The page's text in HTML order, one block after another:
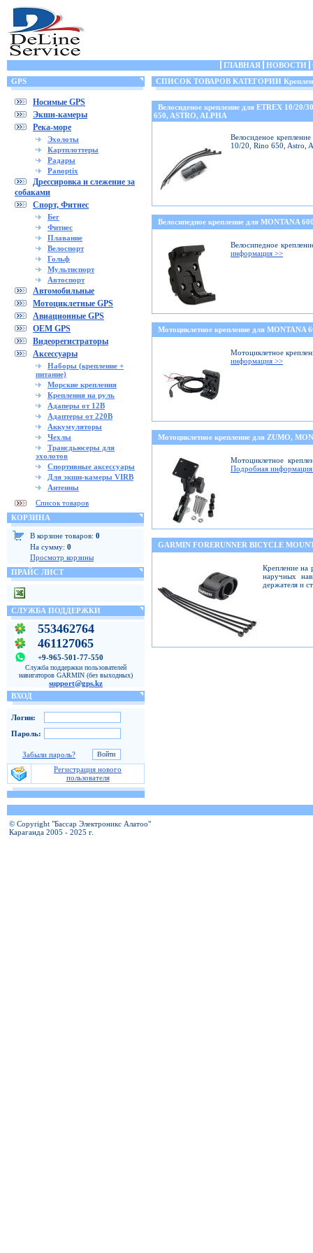
ГЛАВНАЯ НОВОСТИ
GPS
Носимые GPS
Экшн-камеры
Река-море
Эхолоты
Картплоттеры
Радары
Panoptix
Дрессировка и слежение за
собаками
Спорт, Фитнес
Бег
Фитнес
Плавание
Велоспорт
Гольф
Мультиспорт
Автоспорт
Автомобильные
Мотоциклетные GPS
Авиационные GPS
OEM GPS
Видеорегистраторы
Аксессуары
Наборы (крепление +
питание)
Морские крепления
Крепления на руль
Адаперы от 12В
Адаптеры от 220В
Аккумуляторы
Чехлы
Трансдьюсеры для
эхолотов
Спортивные аксессуары
Для экшн-камеры VIRB
Антенны
Список товаров
КОРЗИНА
В корзине товаров: 0
На сумму: 0
Просмотр корзины
ПРАЙС ЛИСТ
СЛУЖБА ПОДДЕРЖКИ
553462764
461127065
+9-965-501-77-550
Служба поддержки пользователей
навигаторов GARMIN (без выходных)
support@gps.kz
ВХОД
Логин:
Пароль:
Забыли пароль?
Регистрация нового
пользователя
СПИСОК ТОВАРОВ КАТЕГОРИИ
Велосиденое крепление для ETREX 10/
650, ASTRO, ALPHA
Велосиденое
10/20, Rino 650, Astro,
Велосипедное крепление для MONTANA
Велосипедное
информация >>
Мотоциклетное крепление для MONTANA
Мотоциклетное
информация >>
Мотоциклетное крепление для ZUMO,
Мотоциклетное
Подробная
GARMIN FORERUNNER BICYCLE
Крепление на
наручных
держателя и
© Copyright "Бассар Электроникс Алатоо"
Караганда 2005 - 2025 г.